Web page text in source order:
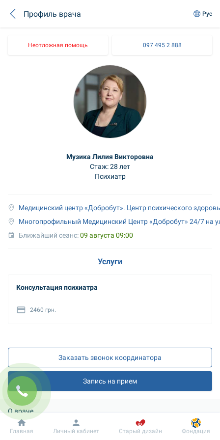
Профиль врача Рус
Неотложная помощь 097 495 2 888
Музика Лилия Викторовна
Стаж: 28 лет
Психиатр
Медицинский центр «Добробут». Центр психического
Многопрофильный Медицинский Центр «Добробут» 24/7 на
Ближайший сеанс: 09 августа 09:00
Услуги
Консультация психиатра
2460 грн.
Заказать звонок координатора
Запись на прием
О враче
Категория: Высшая
Добробут Информация Пациенту
Главная Личный кабинет Старый дизайн Фондация